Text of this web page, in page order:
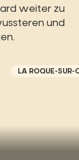
weiter zu
und
LA ROQUE-SUR-